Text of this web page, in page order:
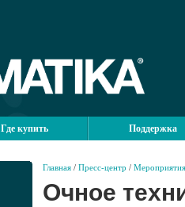
Где купить Поддержка
Главная / Пресс-центр / Мероприятия
Очное